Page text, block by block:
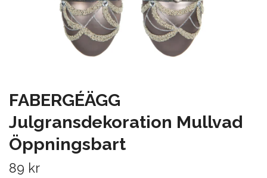
FABERGÉÄGG
Julgransdekoration Mullvad
Öppningsbart
89 kr